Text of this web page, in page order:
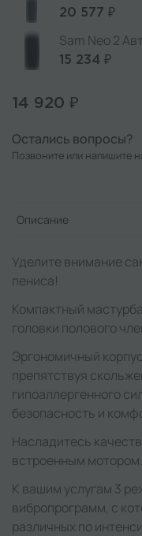
20 577 ₽
15 234 ₽
14 920 ₽
Остались вопросы?
Позвоните или напишите
Описание
Уделите внимание
пениса!
Компактный
головки полового
Эргономичный
препятствуя
гипоаллергенного
безопасность и
Насладитесь
встроенным мотором.
К вашим услугам 3
вибропрограмм, с
различных по